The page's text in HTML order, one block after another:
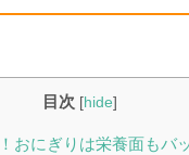
目次 [hide]
おにぎりは栄養面もバ